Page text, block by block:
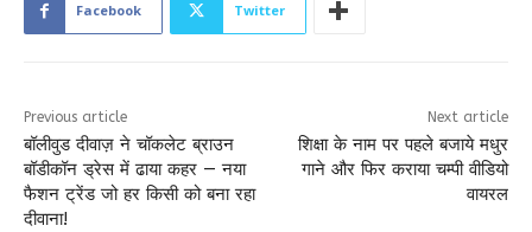
Facebook Twitter
Previous article
बॉलीवुड दीवाज़ ने चॉकलेट ब्राउन
बॉडीकॉन ड्रेस में ढाया कहर — नया
फैशन ट्रेंड जो हर किसी को बना रहा
दीवाना!
Next article
शिक्षा के नाम पर पहले बजाये मधुर
गाने और फिर कराया चम्पी वीडियो
वायरल